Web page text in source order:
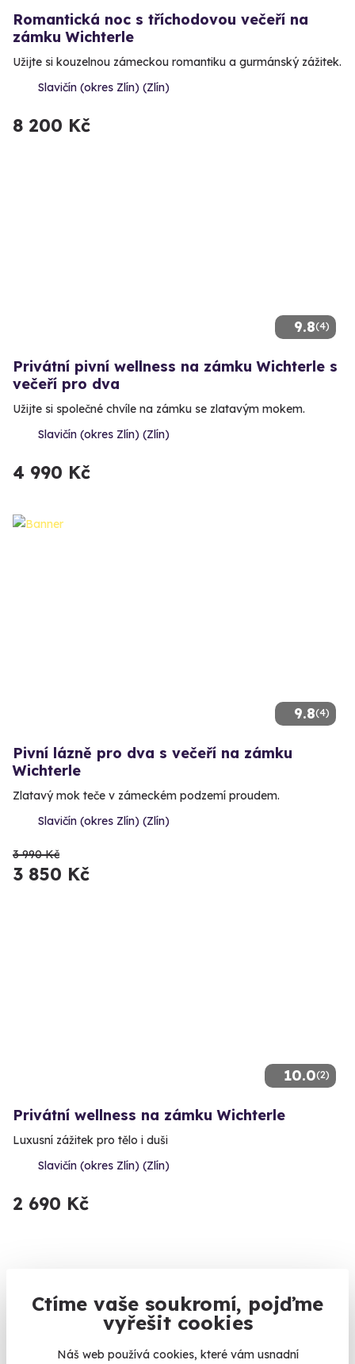
Ctíme vaše soukromí, pojďme
vyřešit cookies
Náš web používá cookies, které vám usnadní
Romantická noc s tříchodovou večeří na
zámku Wichterle
Užijte si kouzelnou zámeckou romantiku a gurmánský zážitek.
Slavičín (okres Zlín) (Zlín)
8 200 Kč
9.8(4)
Privátní pivní wellness na zámku Wichterle s
večeří pro dva
Užijte si společné chvíle na zámku se zlatavým mokem.
Slavičín (okres Zlín) (Zlín)
4 990 Kč
9.8(4)
Pivní lázně pro dva s večeří na zámku
Wichterle
Zlatavý mok teče v zámeckém podzemí proudem.
Slavičín (okres Zlín) (Zlín)
3 990 Kč
3 850 Kč
10.0(2)
Privátní wellness na zámku Wichterle
Luxusní zážitek pro tělo i duši
Slavičín (okres Zlín) (Zlín)
2 690 Kč